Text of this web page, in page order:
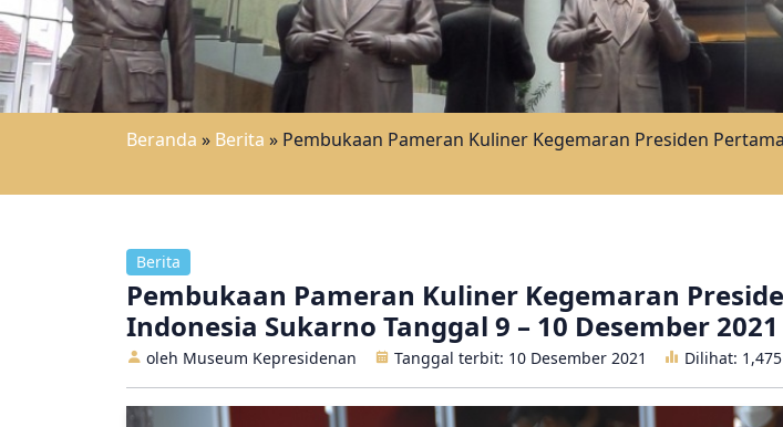
Beranda » Berita » Pembukaan Pameran Kuliner Kegemaran Presiden
Berita
Pembukaan Pameran Kuliner Kegemaran
Indonesia Sukarno Tanggal 9 – 10 Desember 2021
oleh Museum Kepresidenan Tanggal terbit: 10 Desember 2021 Dilihat: 1,475